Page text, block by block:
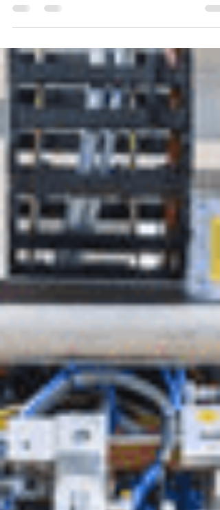
галузь сільського господарства, що
займається розведенням...